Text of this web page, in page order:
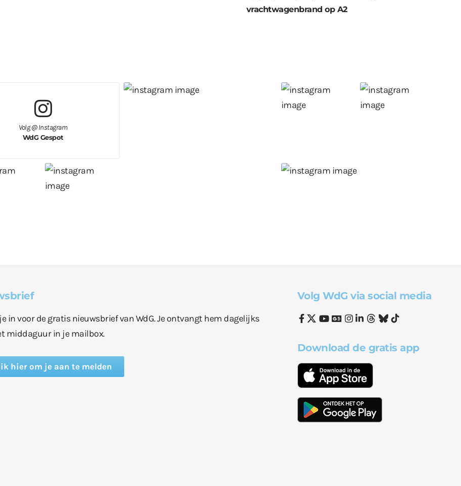
vrachtwagenbrand op A2
Volg @ Instagram
WdG Gespot
in voor de gratis nieuwsbrief van WdG. Je ontvangt hem dagelijks
middaguur in je mailbox.
hier om je aan te melden
Volg WdG via social media
Download de gratis app